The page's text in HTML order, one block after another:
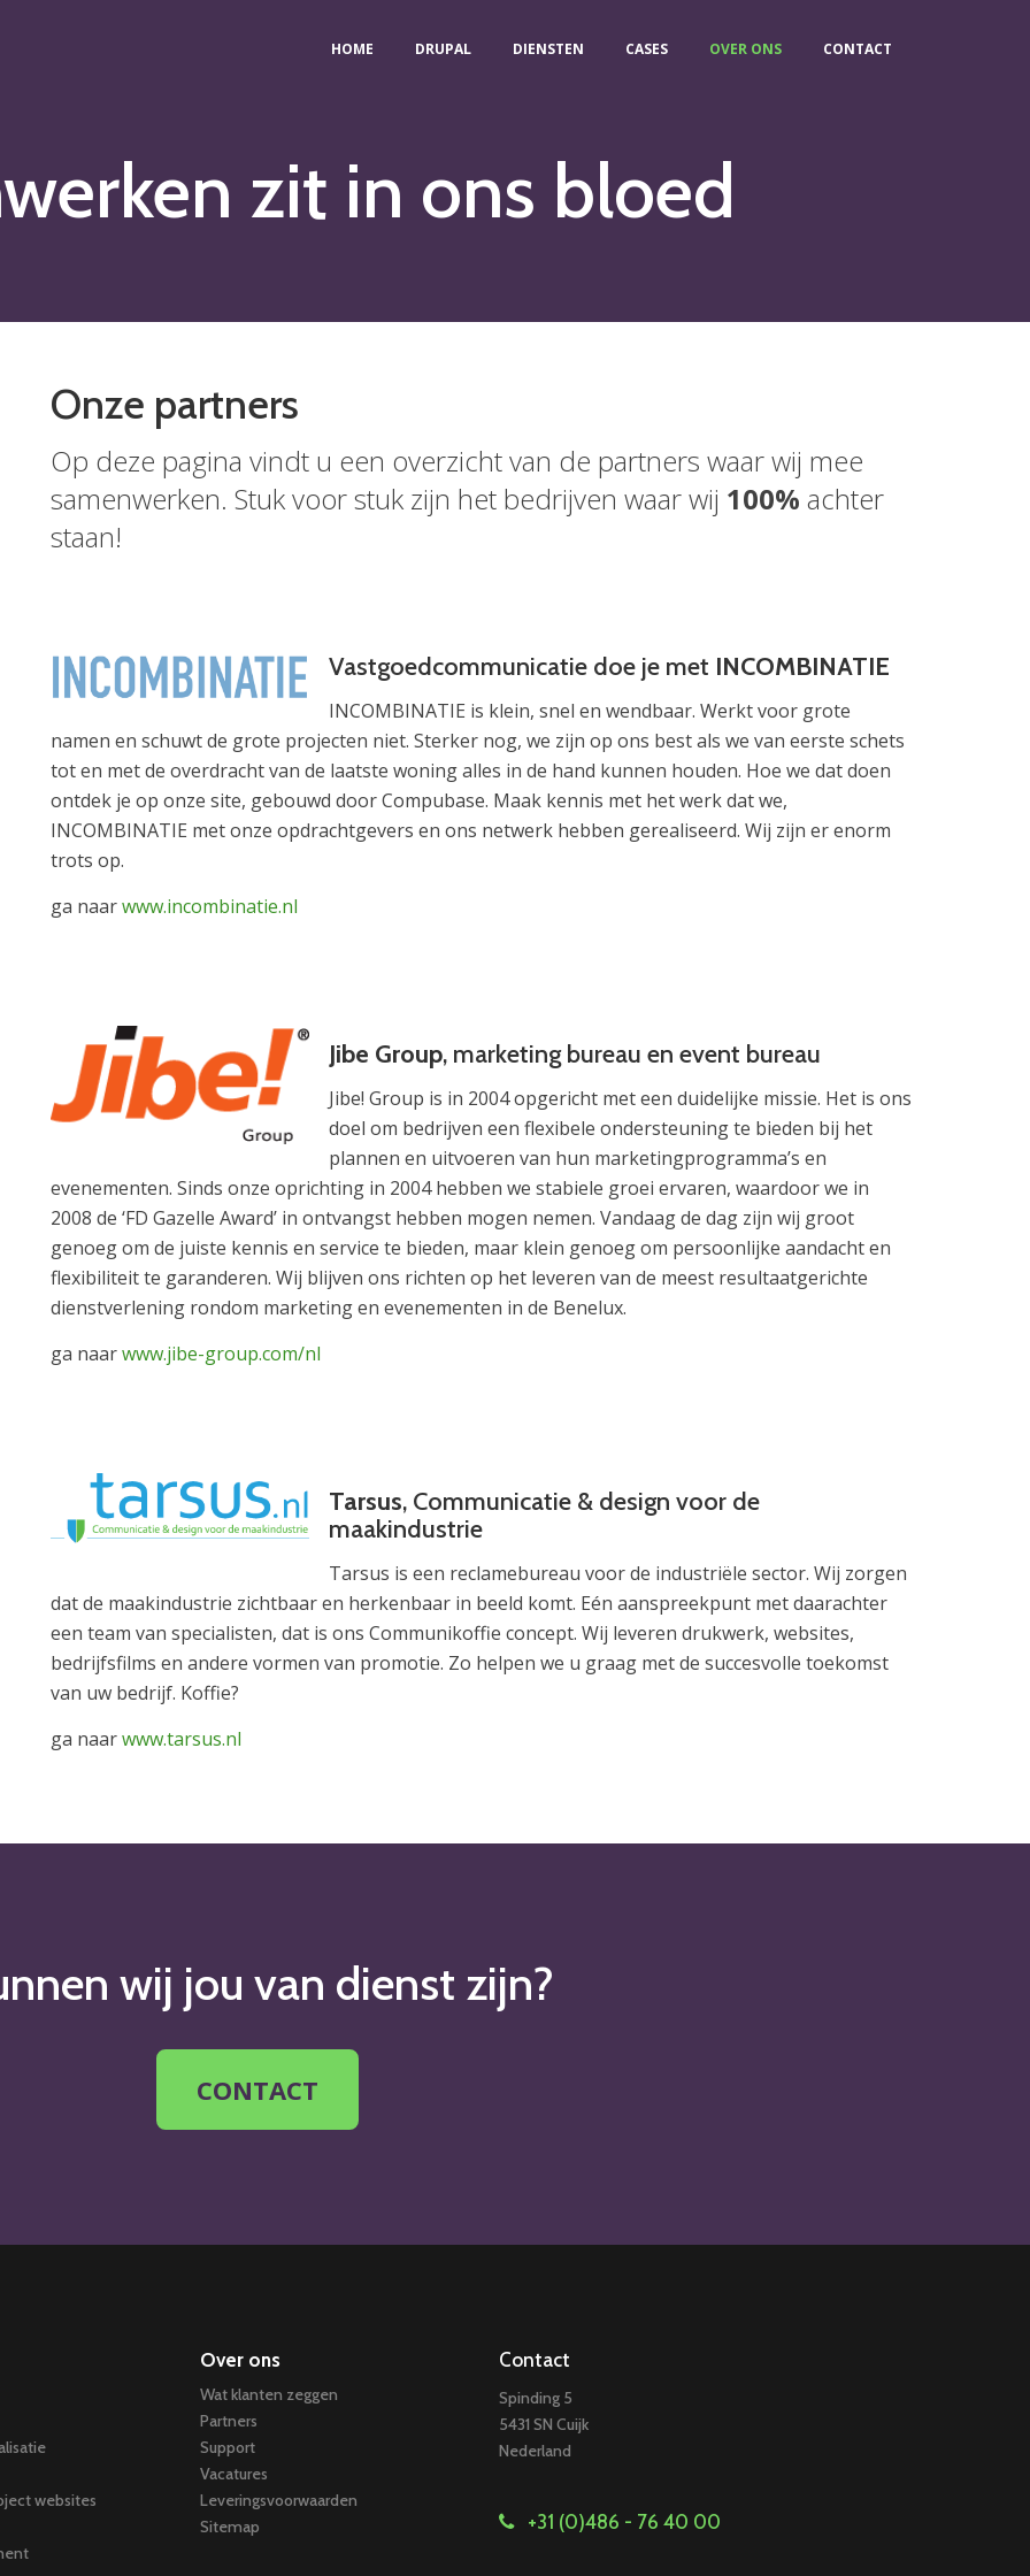
HOME DRUPAL DIENSTEN CASES OVER ONS CONTACT
zit in ons bloed
Onze partners
Op deze pagina vindt u een overzicht van de partners waar wij mee
samenwerken. Stuk voor stuk zijn het bedrijven waar wij 100% achter
staan!
Vastgoedcommunicatie doe je met INCOMBINATIE
INCOMBINATIE is klein, snel en wendbaar. Werkt voor grote
namen en schuwt de grote projecten niet. Sterker nog, we zijn op ons best als we van eerste schets
tot en met de overdracht van de laatste woning alles in de hand kunnen houden. Hoe we dat doen
ontdek je op onze site, gebouwd door Compubase. Maak kennis met het werk dat we,
INCOMBINATIE met onze opdrachtgevers en ons netwerk hebben gerealiseerd. Wij zijn er enorm
trots op.
ga naarwww.incombinatie.nl
Jibe Group, marketing bureau en event bureau
Jibe! Group is in 2004 opgericht met een duidelijke missie. Het is ons
doel om bedrijven een flexibele ondersteuning te bieden bij het
plannen en uitvoeren van hun marketingprogramma’s en
evenementen. Sinds onze oprichting in 2004 hebben we stabiele groei ervaren, waardoor we in
2008 de ‘FD Gazelle Award’ in ontvangst hebben mogen nemen. Vandaag de dag zijn wij groot
genoeg om de juiste kennis en service te bieden, maar klein genoeg om persoonlijke aandacht en
flexibiliteit te garanderen. Wij blijven ons richten op het leveren van de meest resultaatgerichte
dienstverlening rondom marketing en evenementen in de Benelux.
ga naarwww.jibe-group.com/nl
Tarsus, Communicatie & design voor de
maakindustrie
Tarsus is een reclamebureau voor de industriële sector. Wij zorgen
dat de maakindustrie zichtbaar en herkenbaar in beeld komt. Eén aanspreekpunt met daarachter
een team van specialisten, dat is ons Communikoffie concept. Wij leveren drukwerk, websites,
bedrijfsfilms en andere vormen van promotie. Zo helpen we u graag met de succesvolle toekomst
van uw bedrijf. Koffie?
ga naarwww.tarsus.nl
wij jou van dienst zijn?
CONTACT
websites
Over ons
Wat klanten zeggen
Partners
Support
Vacatures
Leveringsvoorwaarden
Sitemap
Contact
Spinding 5
5431 SN Cuijk
Nederland
+31 (0)486 - 76 40 00